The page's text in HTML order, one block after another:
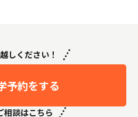
相談はこちら
しください！
予約をする